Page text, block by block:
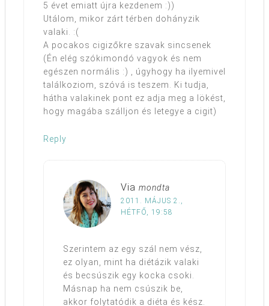
5 évet emiatt újra kezdenem :))
Utálom, mikor zárt térben dohányzik
valaki. :(
A pocakos cigizőkre szavak sincsenek
(Én elég szókimondó vagyok és nem
egészen normális :) , úgyhogy ha ilyemivel
találkoziom, szóvá is teszem. Ki tudja,
hátha valakinek pont ez adja meg a lökést,
hogy magába szálljon és letegye a cigit)
Reply
Via mondta
2011. MÁJUS 2.,
HÉTFŐ, 19:58
Szerintem az egy szál nem vész,
ez olyan, mint ha diétázik valaki
és becsúszik egy kocka csoki.
Másnap ha nem csúszik be,
akkor folytatódik a diéta és kész.